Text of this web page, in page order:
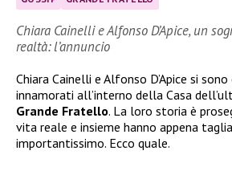
Chiara Cainelli e Alfonso D’Apice, un
realtà: l’annuncio
Chiara Cainelli e Alfonso D’Apice si
innamorati all’interno della Casa
Grande Fratello. La loro storia è
vita reale e insieme hanno appena
importantissimo. Ecco quale.